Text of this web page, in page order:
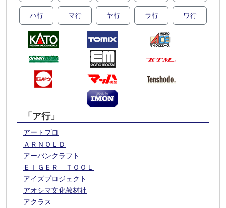
ハ行 マ行 ヤ行 ラ行 ワ行
「ア行」
アートプロ
ＡＲＮＯＬＤ
アーバンクラフト
ＥＩＧＥＲ ＴＯＯＬ
アイズプロジェクト
アオシマ文化教材社
アクラス